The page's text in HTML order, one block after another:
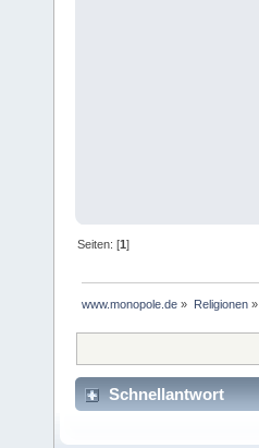
Seiten: [1]
www.monopole.de » Religionen»
Schnellantwort